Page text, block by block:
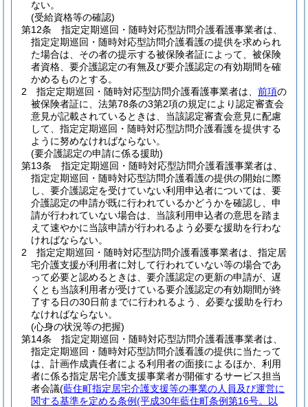
ない。
(受給資格等の確認)
第12条
指定定期巡回・随時対応型訪問介護看護事業者は、
指定定期巡回・随時対応型訪問介護看護の提供を求められ
た場合は、その者の提示する被保険者証によって、被保険
者資格、要介護認定の有無及び要介護認定の有効期間を確
かめるものとする。
2
指定定期巡回・随時対応型訪問介護看護事業者は、 前項の
被保険者証に、法第78条の3第2項の規定により認定審査会
意見が記載されているときは、当該認定審査会意見に配慮
して、指定定期巡回・随時対応型訪問介護看護を提供する
ように努めなければならない。
(要介護認定の申請に係る援助)
第13条
指定定期巡回・随時対応型訪問介護看護事業者は、
指定定期巡回・随時対応型訪問介護看護の提供の開始に際
し、要介護認定を受けていない利用申込者については、要
介護認定の申請が既に行われているかどうかを確認し、申
請が行われていない場合は、当該利用申込者の意思を踏ま
えて速やかに当該申請が行われるよう必要な援助を行わな
ければならない。
2
指定定期巡回・随時対応型訪問介護看護事業者は、指定居
宅介護支援が利用者に対して行われていない等の場合であ
って必要と認めるときは、要介護認定の更新の申請が、遅
くとも当該利用者が受けている要介護認定の有効期間が終
了する日の30日前までに行われるよう、必要な援助を行わ
なければならない。
(心身の状況等の把握)
第14条
指定定期巡回・随時対応型訪問介護看護事業者は、
指定定期巡回・随時対応型訪問介護看護の提供に当たって
は、計画作成責任者による利用者の面接によるほか、利用
者に係る指定居宅介護支援事業者が開催するサービス担当
者会議(藍住町指定居宅介護支援等の事業の人員及び運営に
関する基準を定める条例(平成30年藍住町条例第16号。以